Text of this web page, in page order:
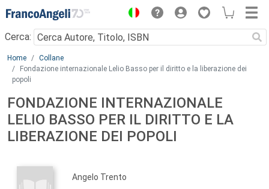
Menu
Cerca:
Main content
Home
Collane
Fondazione internazionale Lelio Basso per il diritto e la liberazione dei
popoli
FONDAZIONE INTERNAZIONALE
LELIO BASSO PER IL DIRITTO E LA
LIBERAZIONE DEI POPOLI
Angelo Trento